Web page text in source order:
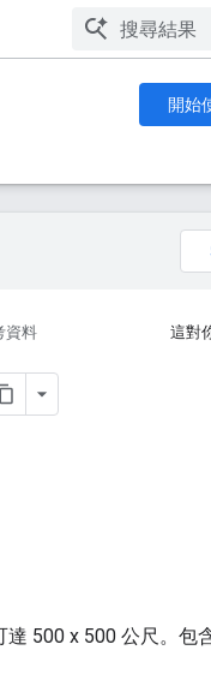
開始
資料 這對
500 x 500 公尺。包